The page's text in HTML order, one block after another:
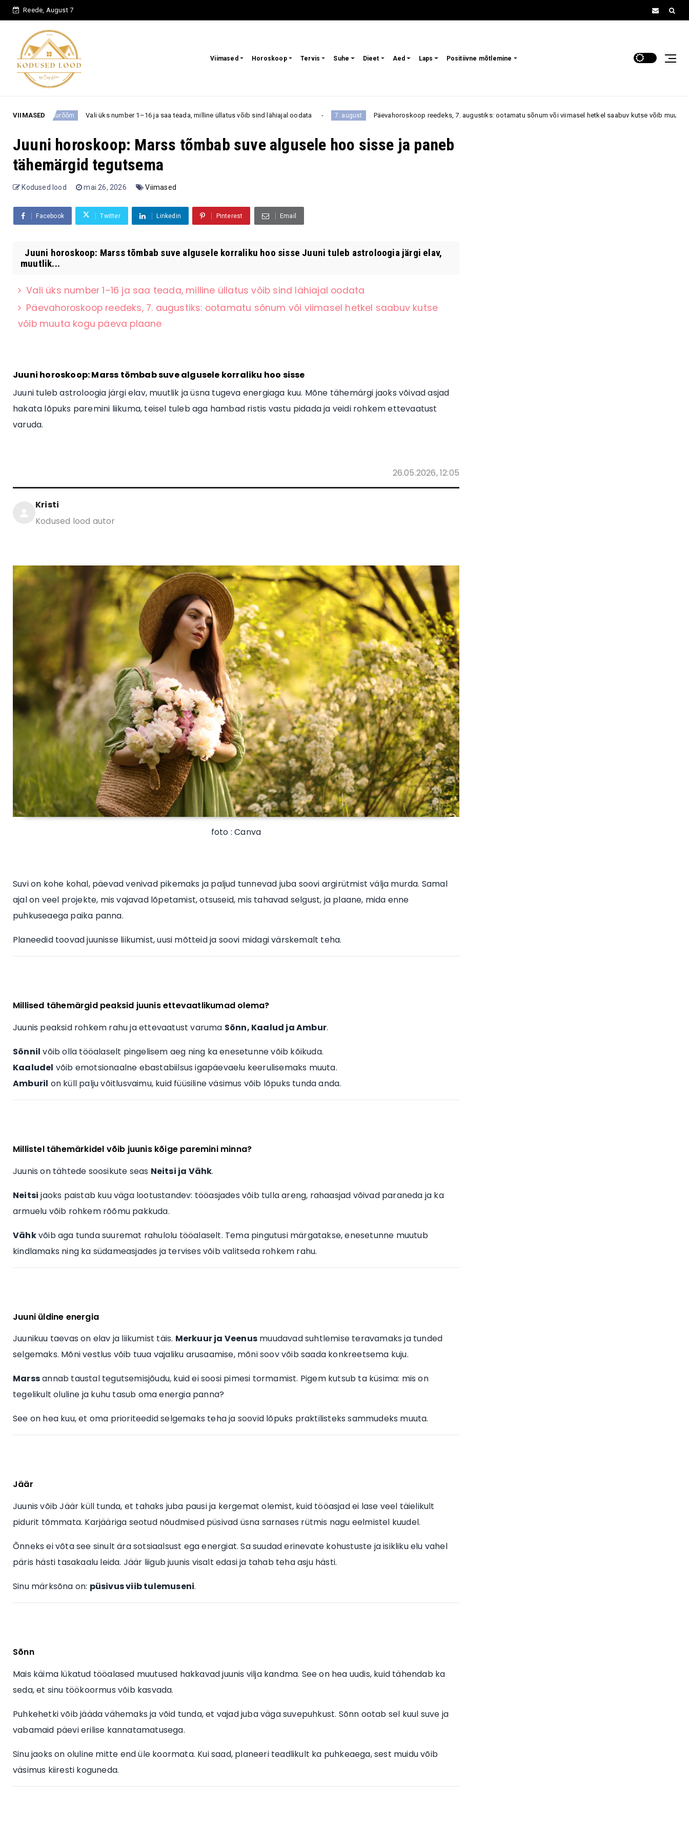
Reede, August 7
Viimased Horoskoop Tervis Suhe Dieet Aed Laps Positiivne mõtlemine
VIIMASED
Vali üks number 1–16 ja saa teada, milline üllatus võib sind lähiajal oodata 7. august Päevahoroskoop reedeks, 7. augustiks: ootamatu sõnum või viimasel hetkel saabuv kutse võib muuta kogu päeva plaane
Juuni horoskoop: Marss tõmbab suve algusele hoo sisse ja paneb
tähemärgid tegutsema
Kodused lood mai 26, 2026 Viimased
Facebook Twitter Linkedin Pinterest Email
Juuni horoskoop: Marss tõmbab suve algusele korraliku hoo sisse Juuni tuleb astroloogia järgi elav,
muutlik...
Vali üks number 1–16 ja saa teada, milline üllatus võib sind lähiajal oodata
Päevahoroskoop reedeks, 7. augustiks: ootamatu sõnum või viimasel hetkel saabuv kutse
võib muuta kogu päeva plaane
Juuni horoskoop: Marss tõmbab suve algusele korraliku hoo sisse
Juuni tuleb astroloogia järgi elav, muutlik ja üsna tugeva energiaga kuu. Mõne tähemärgi jaoks võivad asjad
hakata lõpuks paremini liikuma, teisel tuleb aga hambad ristis vastu pidada ja veidi rohkem ettevaatust
varuda.
26.05.2026, 12:05
Kristi
Kodused lood autor
foto : Canva
Suvi on kohe kohal, päevad venivad pikemaks ja paljud tunnevad juba soovi argirütmist välja murda. Samal
ajal on veel projekte, mis vajavad lõpetamist, otsuseid, mis tahavad selgust, ja plaane, mida enne
puhkuseaega paika panna.
Planeedid toovad juunisse liikumist, uusi mõtteid ja soovi midagi värskemalt teha.
Millised tähemärgid peaksid juunis ettevaatlikumad olema?
Juunis peaksid rohkem rahu ja ettevaatust varuma Sõnn, Kaalud ja Ambur.
Sõnnil võib olla tööalaselt pingelisem aeg ning ka enesetunne võib kõikuda.
Kaaludel võib emotsionaalne ebastabiilsus igapäevaelu keerulisemaks muuta.
Amburil on küll palju võitlusvaimu, kuid füüsiline väsimus võib lõpuks tunda anda.
Millistel tähemärkidel võib juunis kõige paremini minna?
Juunis on tähtede soosikute seas Neitsi ja Vähk.
Neitsi jaoks paistab kuu väga lootustandev: tööasjades võib tulla areng, rahaasjad võivad paraneda ja ka
armuelu võib rohkem rõõmu pakkuda.
Vähkvõib aga tunda suuremat rahulolu tööalaselt. Tema pingutusi märgatakse, enesetunne muutub
kindlamaks ning ka südameasjades ja tervises võib valitseda rohkem rahu.
Juuni üldine energia
Juunikuu taevas on elav ja liikumist täis. Merkuur ja Veenus muudavad suhtlemise teravamaks ja tunded
selgemaks. Mõni vestlus võib tuua vajaliku arusaamise, mõni soov võib saada konkreetsema kuju.
Marssannab taustal tegutsemisjõudu, kuid ei soosi pimesi tormamist. Pigem kutsub ta küsima: mis on
tegelikult oluline ja kuhu tasub oma energia panna?
See on hea kuu, et oma prioriteedid selgemaks teha ja soovid lõpuks praktilisteks sammudeks muuta.
Jäär
Juunis võib Jäär küll tunda, et tahaks juba pausi ja kergemat olemist, kuid tööasjad ei lase veel täielikult
pidurit tõmmata. Karjääriga seotud nõudmised püsivad üsna sarnases rütmis nagu eelmistel kuudel.
Õnneks ei võta see sinult ära sotsiaalsust ega energiat. Sa suudad erinevate kohustuste ja isikliku elu vahel
päris hästi tasakaalu leida. Jäär liigub juunis visalt edasi ja tahab teha asju hästi.
Sinu märksõna on: püsivus viib tulemuseni.
Sõnn
Mais käima lükatud tööalased muutused hakkavad juunis vilja kandma. See on hea uudis, kuid tähendab ka
seda, et sinu töökoormus võib kasvada.
Puhkehetki võib jääda vähemaks ja võid tunda, et vajad juba väga suvepuhkust. Sõnn ootab sel kuul suve ja
vabamaid päevi erilise kannatamatusega.
Sinu jaoks on oluline mitte end üle koormata. Kui saad, planeeri teadlikult ka puhkeaega, sest muidu võib
väsimus kiiresti koguneda.